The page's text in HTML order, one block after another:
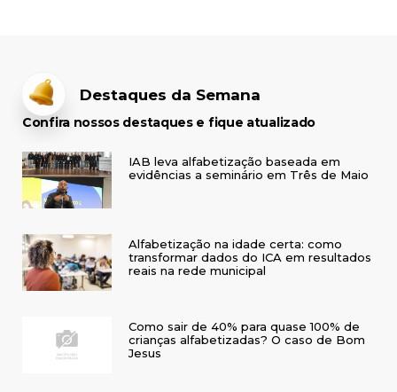
Destaques da Semana
Confira nossos destaques e fique atualizado
IAB leva alfabetização baseada em
evidências a seminário em Três de Maio
Alfabetização na idade certa: como
transformar dados do ICA em resultados
reais na rede municipal
Como sair de 40% para quase 100% de
crianças alfabetizadas? O caso de Bom
Jesus